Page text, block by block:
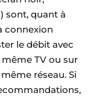
sont, quant à
connexion
le débit avec
TV ou sur
réseau. Si